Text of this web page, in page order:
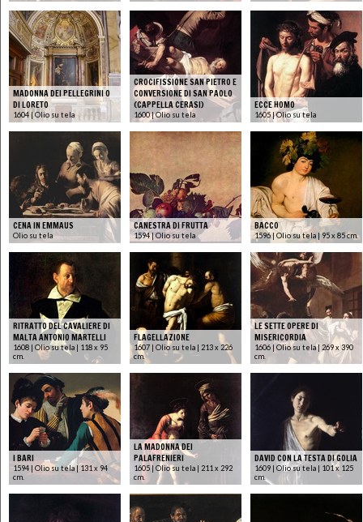
MADONNA DEI PELLEGRINI O
DI LORETO
1604 | Olio su tela
CROCIFISSIONE SAN PIETRO E
CONVERSIONE DI SAN PAOLO
(CAPPELLA CERASI)
1600 | Olio su tela
ECCE HOMO
1605 | Olio su tela
CENA IN EMMAUS
Olio su tela
CANESTRA DI FRUTTA
1594 | Olio su tela
BACCO
1596 | Olio su tela | 95 x 85 cm.
RITRATTO DEL CAVALIERE DI
MALTA ANTONIO MARTELLI
1608 | Olio su tela | 118 x 95
cm.
FLAGELLAZIONE
1607 | Olio su tela | 213 x 226
cm.
LE SETTE OPERE DI
MISERICORDIA
1606 | Olio su tela | 269 x 390
cm.
I BARI
1594 | Olio su tela | 131 x 94
cm.
LA MADONNA DEI
PALAFRENIERI
1605 | Olio su tela | 211 x 292
cm.
DAVID CON LA TESTA DI GOLIA
1609 | Olio su tela | 101 x 125
cm.